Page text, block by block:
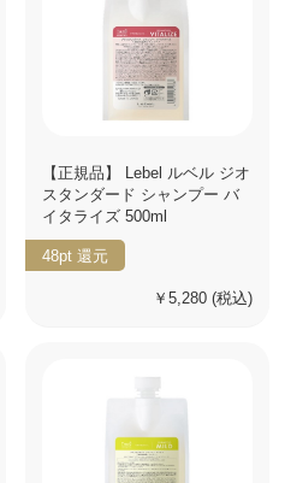
【正規品】 Lebel ルベル ジオ
スタンダード シャンプー バ
イタライズ 500ml
48pt 還元
￥5,280 (税込)